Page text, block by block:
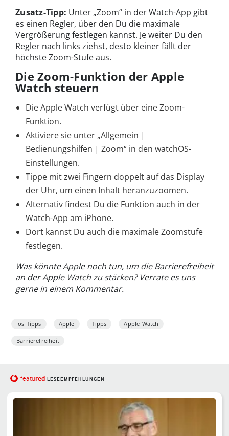
Zusatz-Tipp: Unter „Zoom“ in der Watch-App gibt
es einen Regler, über den Du die maximale
Vergrößerung festlegen kannst. Je weiter Du den
Regler nach links ziehst, desto kleiner fällt der
höchste Zoom-Stufe aus.
Die Zoom-Funktion der Apple
Watch steuern
Die Apple Watch verfügt über eine Zoom-
Funktion.
Aktiviere sie unter „Allgemein |
Bedienungshilfen | Zoom“ in den watchOS-
Einstellungen.
Tippe mit zwei Fingern doppelt auf das Display
der Uhr, um einen Inhalt heranzuzoomen.
Alternativ findest Du die Funktion auch in der
Watch-App am iPhone.
Dort kannst Du auch die maximale Zoomstufe
festlegen.
Was könnte Apple noch tun, um die Barrierefreiheit
an der Apple Watch zu stärken? Verrate es uns
gerne in einem Kommentar.
Ios-Tipps Apple Tipps Apple-Watch
Barrierefreiheit
featured LESEEMPFEHLUNGEN